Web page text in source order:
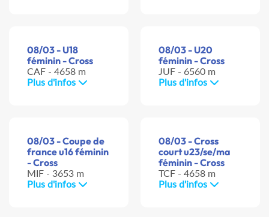
08/03 - U18
féminin - Cross
CAF - 4658 m
Plus d'infos
08/03 - U20
féminin - Cross
JUF - 6560 m
Plus d'infos
08/03 - Coupe de
france u16 féminin
- Cross
MIF - 3653 m
Plus d'infos
08/03 - Cross
court u23/se/ma
féminin - Cross
TCF - 4658 m
Plus d'infos